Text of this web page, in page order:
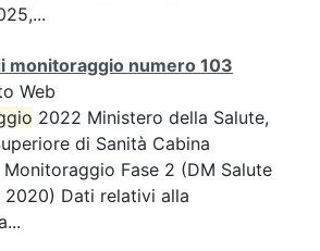
monitoraggio numero 103
Web
2022 Ministero della Salute,
di Sanità Cabina
Fase 2 (DM Salute
2020) Dati relativi alla